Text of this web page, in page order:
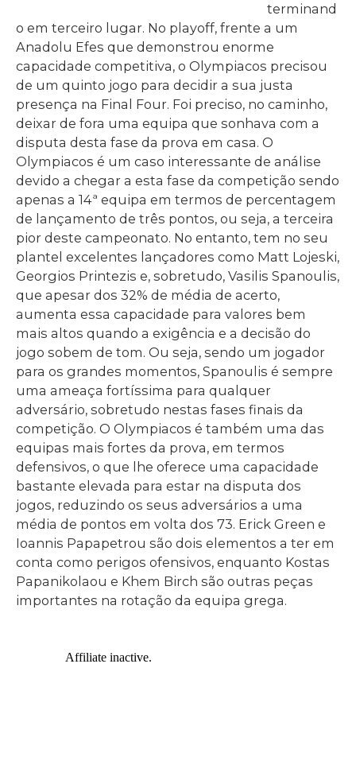
terminand
o em terceiro lugar. No playoff, frente a um
Anadolu Efes que demonstrou enorme
capacidade competitiva, o Olympiacos precisou
de um quinto jogo para decidir a sua justa
presença na Final Four. Foi preciso, no caminho,
deixar de fora uma equipa que sonhava com a
disputa desta fase da prova em casa. O
Olympiacos é um caso interessante de análise
devido a chegar a esta fase da competição sendo
apenas a 14ª equipa em termos de percentagem
de lançamento de três pontos, ou seja, a terceira
pior deste campeonato. No entanto, tem no seu
plantel excelentes lançadores como Matt Lojeski,
Georgios Printezis e, sobretudo, Vasilis Spanoulis,
que apesar dos 32% de média de acerto,
aumenta essa capacidade para valores bem
mais altos quando a exigência e a decisão do
jogo sobem de tom. Ou seja, sendo um jogador
para os grandes momentos, Spanoulis é sempre
uma ameaça fortíssima para qualquer
adversário, sobretudo nestas fases finais da
competição. O Olympiacos é também uma das
equipas mais fortes da prova, em termos
defensivos, o que lhe oferece uma capacidade
bastante elevada para estar na disputa dos
jogos, reduzindo os seus adversários a uma
média de pontos em volta dos 73. Erick Green e
Ioannis Papapetrou são dois elementos a ter em
conta como perigos ofensivos, enquanto Kostas
Papanikolaou e Khem Birch são outras peças
importantes na rotação da equipa grega.